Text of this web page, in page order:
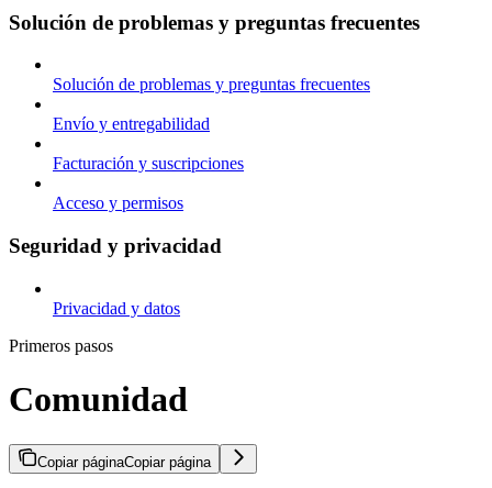
Solución de problemas y preguntas frecuentes
Solución de problemas y preguntas frecuentes
Envío y entregabilidad
Facturación y suscripciones
Acceso y permisos
Seguridad y privacidad
Privacidad y datos
Primeros pasos
Comunidad
Copiar páginaCopiar página